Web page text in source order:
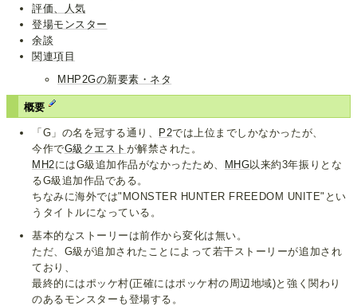
評価、人気
登場モンスター
余談
関連項目
MHP2Gの新要素・ネタ
概要
「G」の名を冠する通り、 P2では上位までしかなかったが、
今作でG級クエスト が解禁された。
MH2にはG級追加作品がなかったため、 MHG以来約3年振りとな
るG級追加作品である。
ちなみに海外では"MONSTER HUNTER FREEDOM UNITE"とい
うタイトルになっている。
基本的なストーリーは前作から変化は無い。
ただ、G級が追加されたことによって若干ストーリーが追加され
ており、
最終的にはポッケ村(正確にはポッケ村の周辺地域)と強く関わり
のあるモンスターも登場する。